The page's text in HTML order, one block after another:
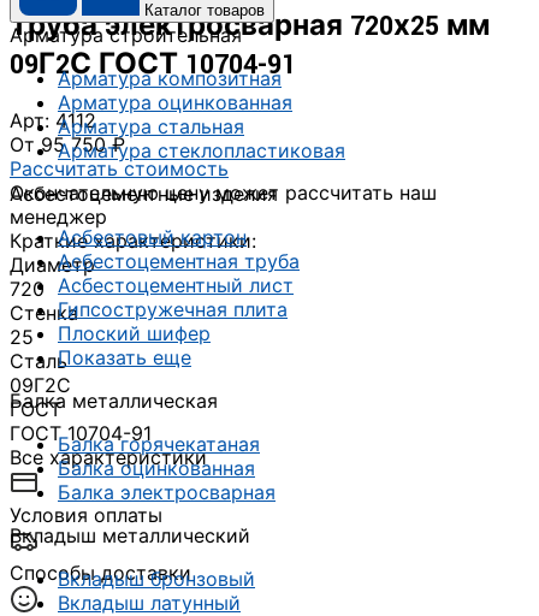
Каталог товаров
Арматура строительная
Арматура композитная
Арматура оцинкованная
Арматура стальная
Арматура стеклопластиковая
Асбестоцементные изделия
Асбестовый картон
Асбестоцементная труба
Асбестоцементный лист
Гипсостружечная плита
Плоский шифер
Показать еще
Балка металлическая
Балка горячекатаная
Балка оцинкованная
Балка электросварная
Вкладыш металлический
Вкладыш бронзовый
Вкладыш латунный
Труба электросварная 720х25 мм
09Г2С ГОСТ 10704-91
Арт: 4112
От 95 750 ₽
Рассчитать стоимость
Окончательную цену может рассчитать наш
менеджер
Краткие характеристики:
Диаметр
720
Стенка
25
Сталь
09Г2С
ГОСТ
ГОСТ 10704-91
Все характеристики
Условия оплаты
Способы доставки